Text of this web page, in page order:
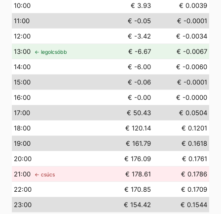
10:00 € 3.93
€ 0.0039
11:00 € -0.05
€ -0.0001
12:00 € -3.42
€ -0.0034
13:00 ← legolcsóbb € -6.67
€ -0.0067
14:00 € -6.00
€ -0.0060
15:00 € -0.06
€ -0.0001
16:00 € -0.00
€ -0.0000
17:00 € 50.43
€ 0.0504
18:00 € 120.14
€ 0.1201
19:00 € 161.79
€ 0.1618
20:00 € 176.09
€ 0.1761
21:00 ← csúcs € 178.61
€ 0.1786
22:00 € 170.85
€ 0.1709
23:00 € 154.42 € 0.1544